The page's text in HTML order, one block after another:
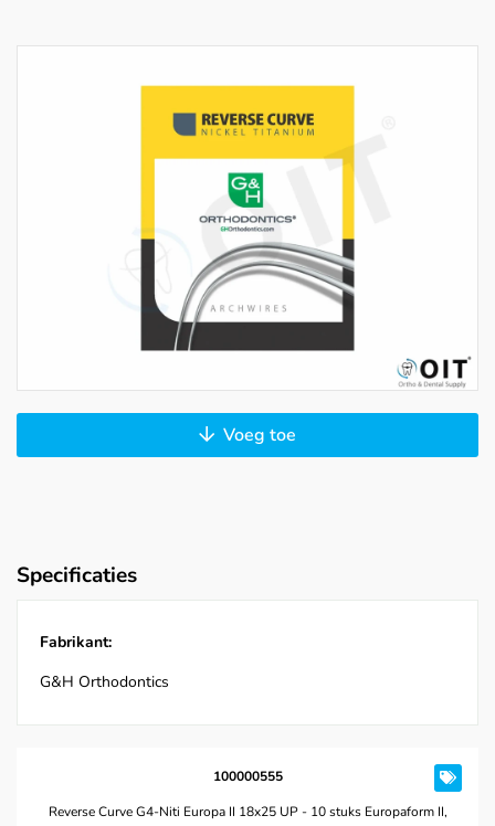
Voeg toe
Specificaties
Fabrikant:
G&H Orthodontics
100000555
Reverse Curve G4-Niti Europa II 18x25 UP - 10 stuks Europaform II,